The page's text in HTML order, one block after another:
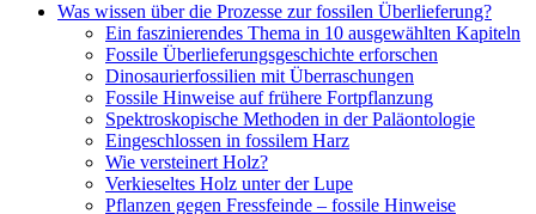
Was wissen über die Prozesse zur fossilen Überlieferung?
Ein faszinierendes Thema in 10 ausgewählten Kapiteln
Fossile Überlieferungsgeschichte erforschen
Dinosaurierfossilien mit Überraschungen
Fossile Hinweise auf frühere Fortpflanzung
Spektroskopische Methoden in der Paläontologie
Eingeschlossen in fossilem Harz
Wie versteinert Holz?
Verkieseltes Holz unter der Lupe
Pflanzen gegen Fressfeinde – fossile Hinweise